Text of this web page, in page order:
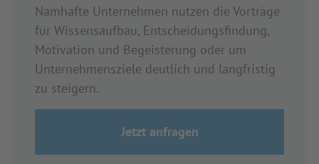
Namhafte Unternehmen nutzen die Vorträge
für Wissensaufbau, Entscheidungsfindung,
Motivation und Begeisterung oder um
Unternehmensziele deutlich und langfristig
zu steigern.
Jetzt anfragen